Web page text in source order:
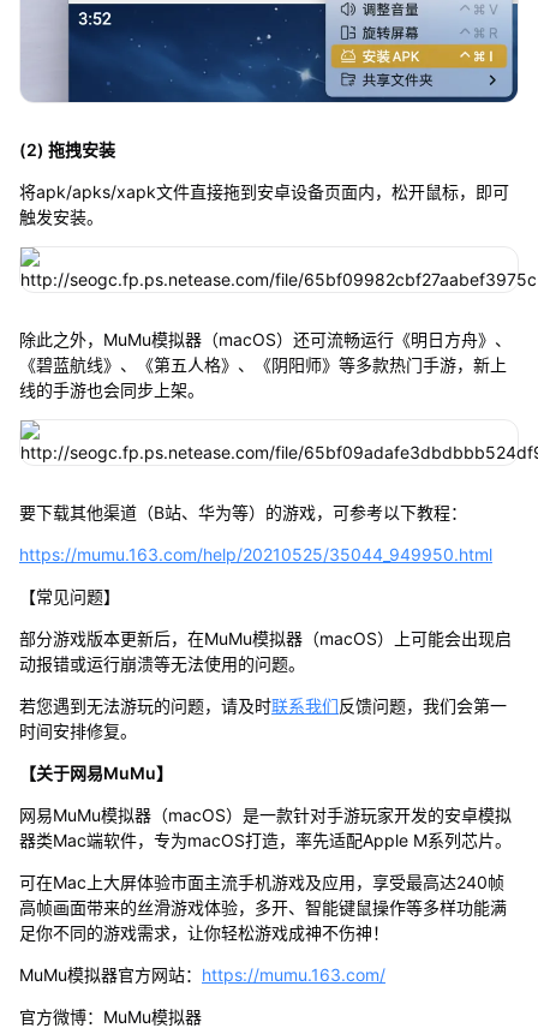
(2) 拖拽安装
将apk/apks/xapk文件直接拖到安卓设备页面内，松开鼠标，即可
触发安装。
除此之外，MuMu模拟器（macOS）还可流畅运行《明日方舟》、
《碧蓝航线》、《第五人格》、《阴阳师》等多款热门手游，新上
线的手游也会同步上架。
要下载其他渠道（B站、华为等）的游戏，可参考以下教程：
https://mumu.163.com/help/20210525/35044_949950.html
【常见问题】
部分游戏版本更新后，在MuMu模拟器（macOS）上可能会出现启
动报错或运行崩溃等无法使用的问题。
若您遇到无法游玩的问题，请及时联系我们反馈问题，我们会第一
时间安排修复。
【关于网易MuMu】
网易MuMu模拟器（macOS）是一款针对手游玩家开发的安卓模拟
器类Mac端软件，专为macOS打造，率先适配Apple M系列芯片。
可在Mac上大屏体验市面主流手机游戏及应用，享受最高达240帧
高帧画面带来的丝滑游戏体验，多开、智能键鼠操作等多样功能满
足你不同的游戏需求，让你轻松游戏成神不伤神！
MuMu模拟器官方网站： https://mumu.163.com/
官方微博：MuMu模拟器